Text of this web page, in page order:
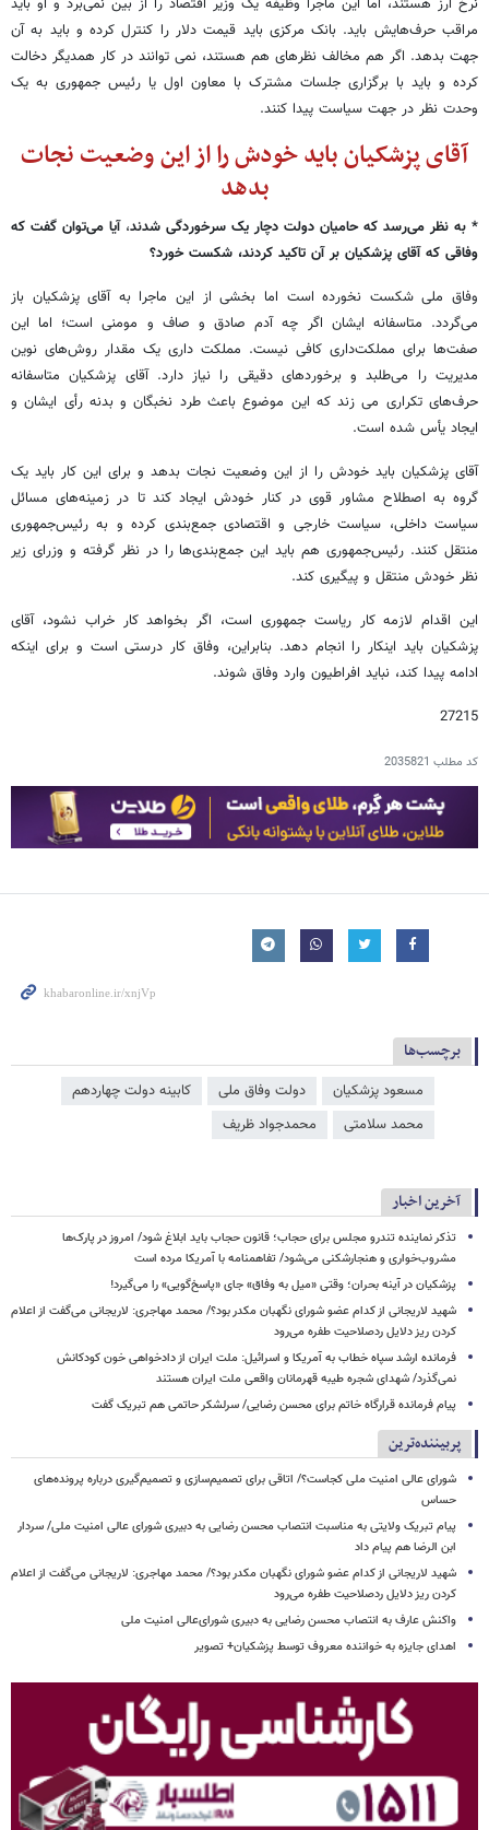
مراقب حرف‌هایش باید. بانک مرکزی باید قیمت دلار را کنترل کرده و باید به آن
جهت بدهد. اگر هم مخالف نظرهای هم هستند، نمی توانند در کار همدیگر دخالت
کرده و باید با برگزاری جلسات مشترک با معاون اول یا رئیس جمهوری به یک
وحدت نظر در جهت سیاست پیدا کنند.
آقای پزشکیان باید خودش را از این وضعیت نجات
بدهد
* به نظر می‌رسد که حامیان دولت دچار یک سرخوردگی شدند،آیا می‌توان گفت که
وفاقی که آقای پزشکیان بر آن تاکید کردند، شکست خورد؟
وفاق ملی شکست نخورده است اما بخشی از این ماجرا به آقای پزشکیان باز
می‌گردد. متاسفانه ایشان اگر چه آدم صادق و صاف و مومنی است؛ اما این
صفت‌ها برای مملکت‌داری کافی نیست. مملکت داری یک مقدار روش‌های نوین
مدیریت را می‌طلبد و برخوردهای دقیقی را نیاز دارد. آقای پزشکیان متاسفانه
حرف‌های تکراری می زند که این موضوع باعث طرد نخبگان و بدنه رأی ایشان و
ایجاد یأس شده است.
آقای پزشکیان باید خودش را از این وضعیت نجات بدهد و برای این کار باید یک
گروه به اصطلاح مشاور قوی در کنار خودش ایجاد کند تا در زمینه‌های مسائل
سیاست داخلی، سیاست خارجی و اقتصادی جمع‌بندی کرده و به رئیس‌جمهوری
منتقل کنند. رئیس‌جمهوری هم باید این جمع‌بندی‌ها را در نظر گرفته و وزرای زیر
نظر خودش منتقل و پیگیری کند.
این اقدام لازمه کار ریاست جمهوری است، اگر بخواهد کار خراب نشود، آقای
پزشکیان باید اینکار را انجام دهد. بنابراین، وفاق کار درستی است و برای اینکه
ادامه پیدا کند، نباید افراطیون وارد وفاق شوند.
27215
کد مطلب 2035821
برچسب‌ها
مسعود پزشکیان دولت وفاق ملی
کابینه دولت چهاردهم
محمد سلامتی
محمدجواد ظریف
آخرین اخبار
تذکر نماینده تندرو مجلس برای حجاب؛ قانون حجاب باید ابلاغ شود/ امروز در پارک‌ها
مشروب‌خواری و هنجارشکنی می‌شود/ تفاهمنامه با آمریکا مرده است
پزشکیان در آینه بحران؛ وقتی «میل به وفاق» جای «پاسخ‌گویی» را می‌گیرد!
شهید لاریجانی از کدام عضو شورای نگهبان مکدر بود؟/ محمد مهاجری: لاریجانی می‌گفت از اعلام
کردن ریز دلایل ردصلاحیت طفره می‌رود
فرمانده ارشد سپاه خطاب به آمریکا و اسرائیل: ملت ایران از دادخواهی خون کودکانش
نمی‌گذرد/ شهدای شجره طیبه قهرمانان واقعی ملت ایران هستند
پیام فرمانده قرارگاه خاتم برای محسن رضایی/ سرلشکر حاتمی هم تبریک گفت
پربیننده‌ترین
شورای عالی امنیت ملی کجاست؟/ اتاقی برای تصمیم‌سازی و تصمیم‌گیری درباره پرونده‌های
حساس
پیام تبریک ولایتی به مناسبت انتصاب محسن رضایی به دبیری شورای عالی امنیت ملی/ سردار
ابن الرضا هم پیام داد
شهید لاریجانی از کدام عضو شورای نگهبان مکدر بود؟/ محمد مهاجری: لاریجانی می‌گفت از اعلام
کردن ریز دلایل ردصلاحیت طفره می‌رود
واکنش عارف به انتصاب محسن رضایی به دبیری شورای‌عالی امنیت ملی
اهدای جایزه به خواننده معروف توسط پزشکیان+ تصویر